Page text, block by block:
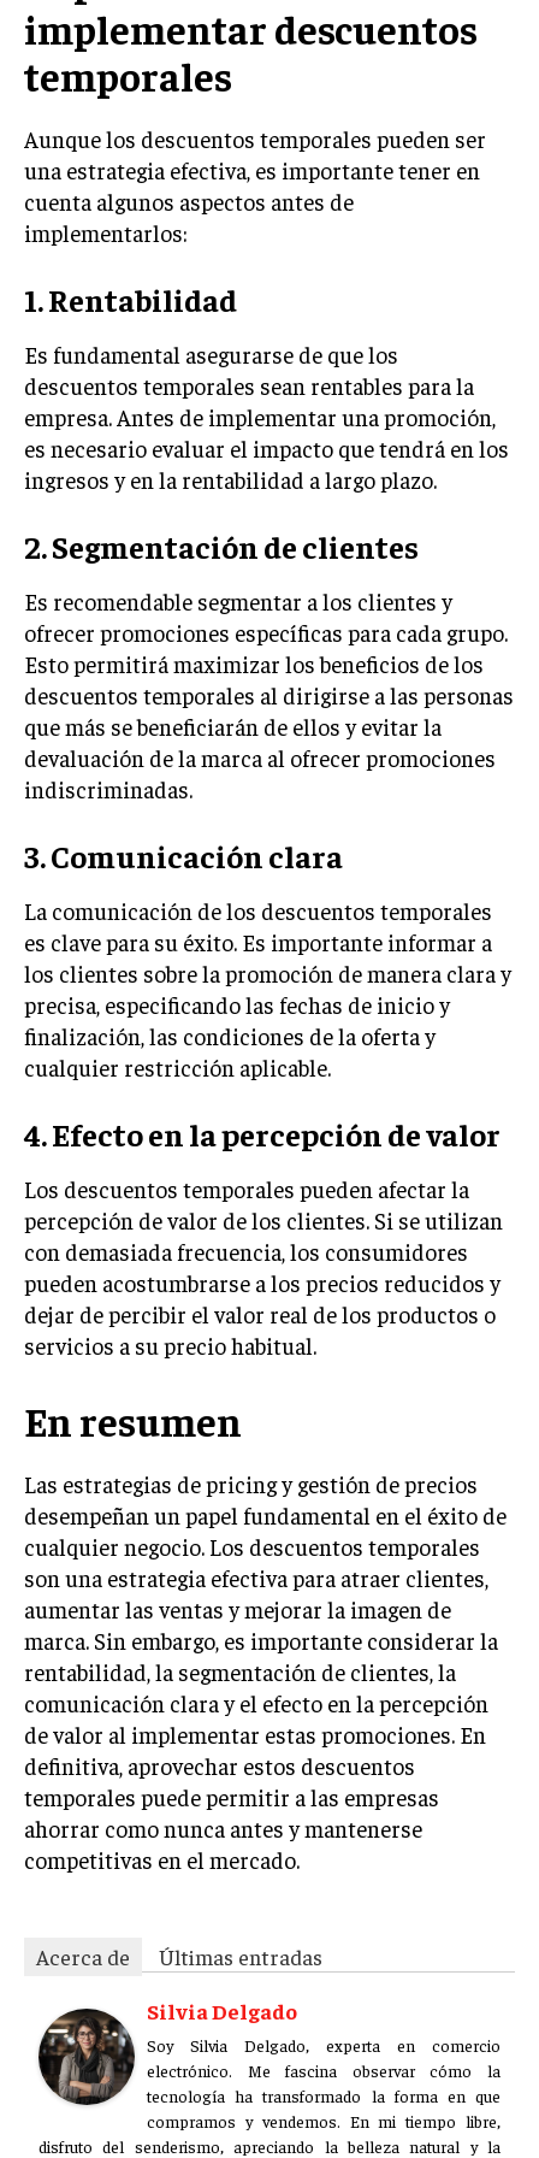
ÉTICA EMPRESARIAL Y RESPONSABILIDAD
SOCIAL
BLOG
Acerca de Últimas entradas
Soy Silvia Delgado, experta en comercio
tecnología ha transformado la forma en que
compramos y vendemos. En mi tiempo libre,
disfruto del senderismo, apreciando la belleza natural y la
tranquilidad que ofrece cada sendero.
Aparece en periódicos digitales y domina los buscadores,
Infórmate aquí.
implementar descuentos
temporales
Aunque los descuentos temporales pueden ser
una estrategia efectiva, es importante tener en
cuenta algunos aspectos antes de
implementarlos:
1. Rentabilidad
Es fundamental asegurarse de que los
descuentos temporales sean rentables para la
empresa. Antes de implementar una promoción,
es necesario evaluar el impacto que tendrá en los
ingresos y en la rentabilidad a largo plazo.
2. Segmentación de clientes
Es recomendable segmentar a los clientes y
ofrecer promociones específicas para cada grupo.
Esto permitirá maximizar los beneficios de los
descuentos temporales al dirigirse a las personas
que más se beneficiarán de ellos y evitar la
devaluación de la marca al ofrecer promociones
indiscriminadas.
3. Comunicación clara
La comunicación de los descuentos temporales
es clave para su éxito. Es importante informar a
los clientes sobre la promoción de manera clara y
precisa, especificando las fechas de inicio y
finalización, las condiciones de la oferta y
cualquier restricción aplicable.
4. Efecto en la percepción de valor
Los descuentos temporales pueden afectar la
percepción de valor de los clientes. Si se utilizan
con demasiada frecuencia, los consumidores
pueden acostumbrarse a los precios reducidos y
dejar de percibir el valor real de los productos o
servicios a su precio habitual.
En resumen
Las estrategias de pricing y gestión de precios
desempeñan un papel fundamental en el éxito de
cualquier negocio. Los descuentos temporales
son una estrategia efectiva para atraer clientes,
aumentar las ventas y mejorar la imagen de
marca. Sin embargo, es importante considerar la
rentabilidad, la segmentación de clientes, la
comunicación clara y el efecto en la percepción
de valor al implementar estas promociones. En
definitiva, aprovechar estos descuentos
temporales puede permitir a las empresas
ahorrar como nunca antes y mantenerse
competitivas en el mercado.
Acerca de
Últimas entradas
Silvia Delgado
Soy Silvia Delgado, experta en comercio
electrónico. Me fascina observar cómo la
tecnología ha transformado la forma en que
compramos y vendemos. En mi tiempo libre,
disfruto del senderismo, apreciando la belleza natural y la